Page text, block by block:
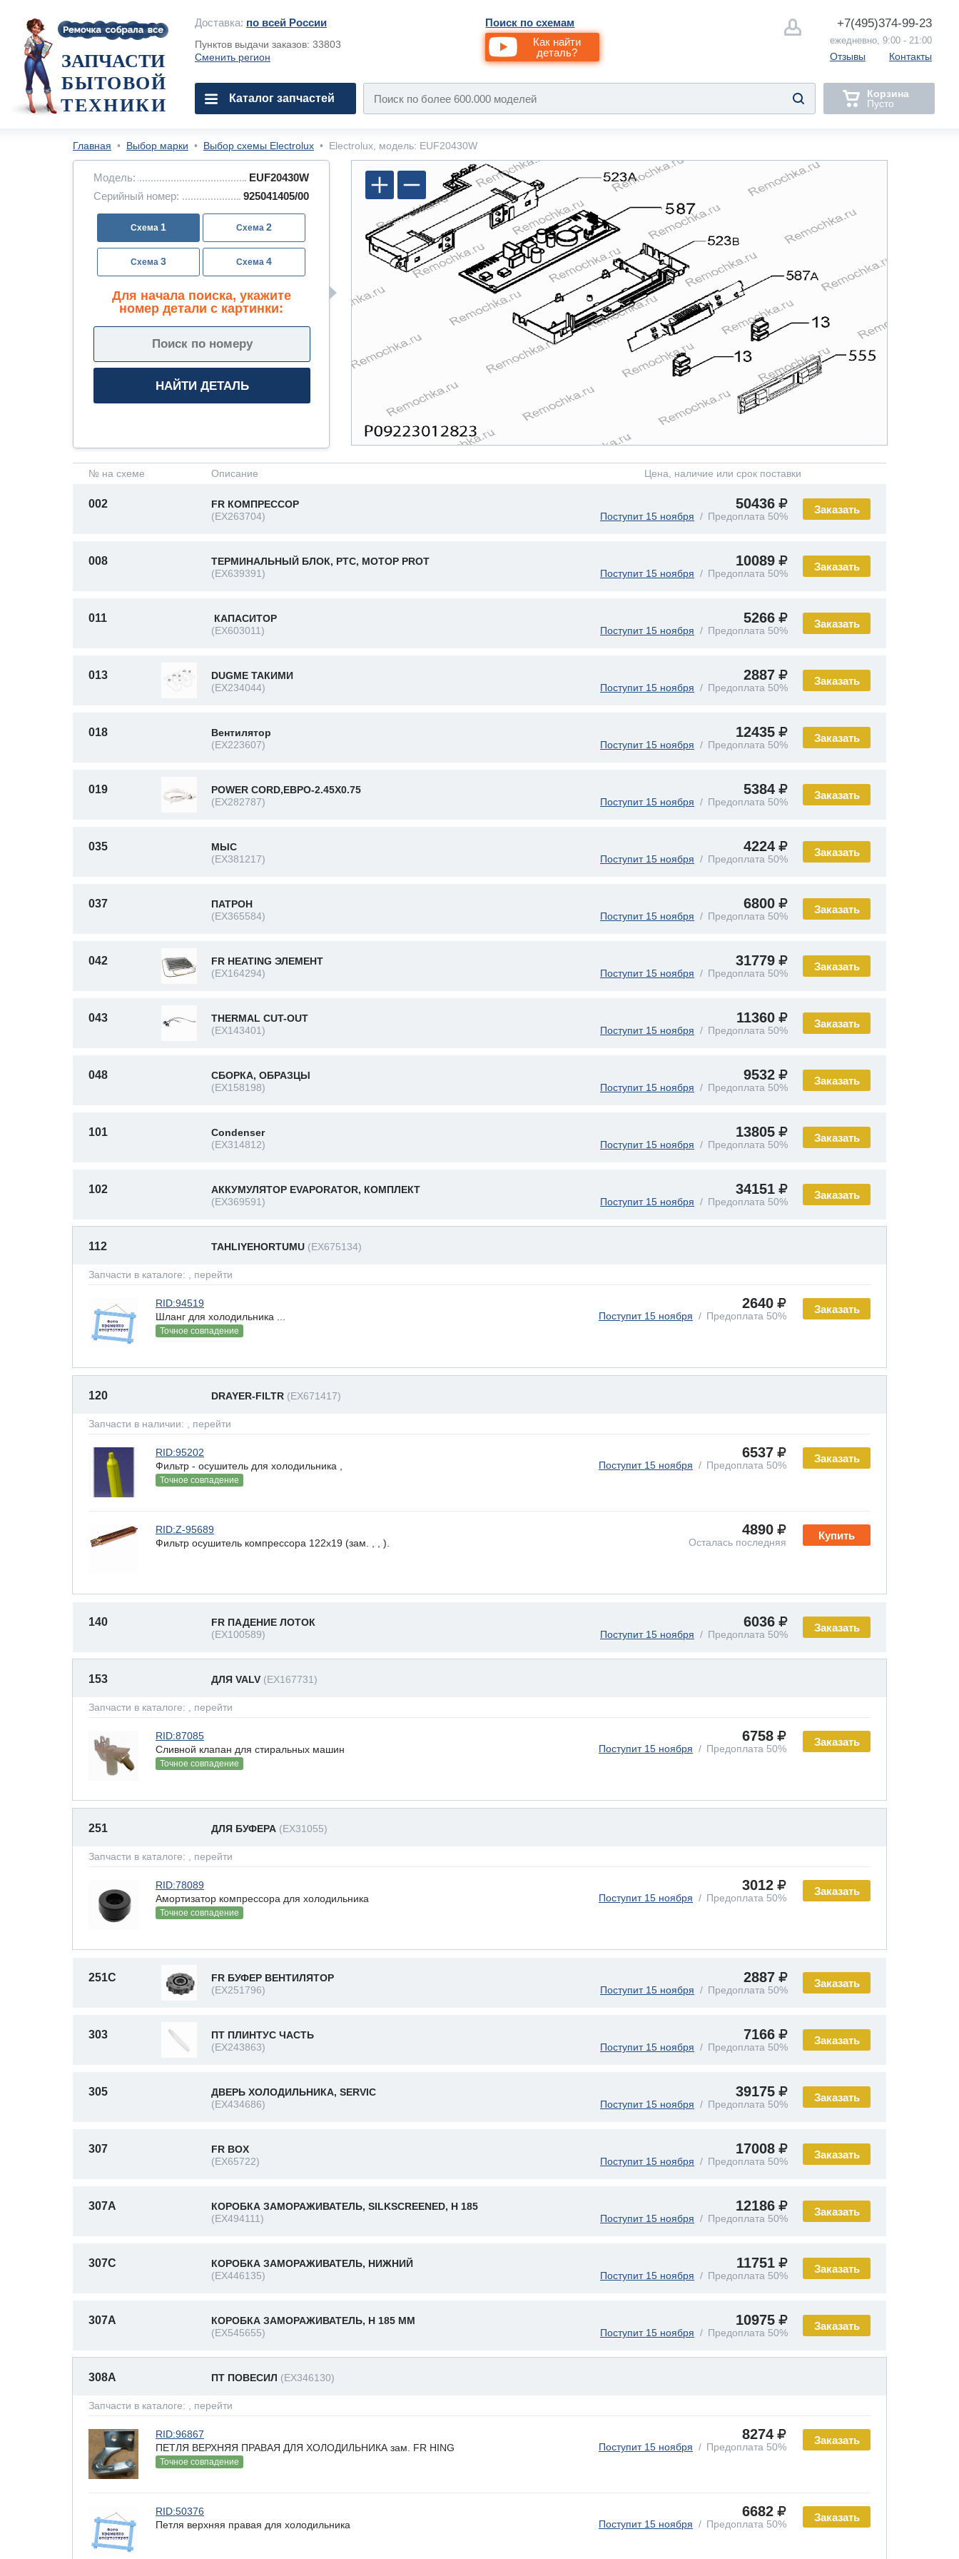
Доставка: по всей России
Пунктов выдачи заказов: 33803
Сменить регион
Поиск по схемам
Как найти
деталь?
+7(495)374-99-23
ежедневно, 9:00 - 21:00
Отзывы Контакты
ЗАПЧАСТИ
БЫТОВОЙ
ТЕХНИКИ
Каталог запчастей
Корзина
Пусто
Главная • Выбор марки • Выбор схемы Electrolux • Electrolux, модель: EUF20430W
Модель:
EUF20430W
Серийный номер:
925041405/00
1 2
3 4
Для начала поиска, укажите
номер детали с картинки:
№ на схеме Описание Цена, наличие или срок поставки
Заказать
002
FR КОМПРЕССОР
(EX263704)
50436
Поступит 15 ноября Предоплата 50%
Заказать
008
ТЕРМИНАЛЬНЫЙ БЛОК, PTC, МОТОР PROT
(EX639391)
10089
Поступит 15 ноября Предоплата 50%
Заказать
011
КАПАСИТОР
(EX603011)
5266
Поступит 15 ноября Предоплата 50%
Заказать
013
DUGME ТАКИМИ
(EX234044)
2887
Поступит 15 ноября Предоплата 50%
Заказать
018
Вентилятор
(EX223607)
12435
Поступит 15 ноября Предоплата 50%
Заказать
019
POWER CORD,ЕВРО-2.45X0.75
(EX282787)
5384
Поступит 15 ноября Предоплата 50%
Заказать
035
МЫС
(EX381217)
4224
Поступит 15 ноября Предоплата 50%
Заказать
037
ПАТРОН
(EX365584)
6800
Поступит 15 ноября Предоплата 50%
Заказать
042
FR HEATING ЭЛЕМЕНТ
(EX164294)
31779
Поступит 15 ноября Предоплата 50%
Заказать
043
THERMAL CUT-OUT
(EX143401)
11360
Поступит 15 ноября Предоплата 50%
Заказать
048
СБОРКА, ОБРАЗЦЫ
(EX158198)
9532
Поступит 15 ноября Предоплата 50%
Заказать
101
Condenser
(EX314812)
13805
Поступит 15 ноября Предоплата 50%
Заказать
102
АККУМУЛЯТОР EVAPORATOR, КОМПЛЕКТ
(EX369591)
34151
Поступит 15 ноября Предоплата 50%
112 TAHLIYEHORTUMU (EX675134)
Запчасти в каталоге: , перейти
Заказать
RID:94519
Шланг для холодильника ...
Точное совпадение
2640
Поступит 15 ноября Предоплата 50%
120 DRAYER-FILTR (EX671417)
Запчасти в наличии: , перейти
Заказать
RID:95202
Фильтр - осушитель для холодильника ,
Точное совпадение
6537
Поступит 15 ноября Предоплата 50%
Купить
RID:Z-95689
Фильтр осушитель компрессора 122x19 (зам. , , ).
4890
Осталась последняя
Заказать
140
FR ПАДЕНИЕ ЛОТОК
(EX100589)
6036
Поступит 15 ноября Предоплата 50%
153 ДЛЯ VALV (EX167731)
Запчасти в каталоге: , перейти
Заказать
RID:87085
Сливной клапан для стиральных машин
Точное совпадение
6758
Поступит 15 ноября Предоплата 50%
251 ДЛЯ БУФЕРА (EX31055)
Запчасти в каталоге: , перейти
Заказать
RID:78089
Амортизатор компрессора для холодильника
Точное совпадение
3012
Поступит 15 ноября Предоплата 50%
Заказать
251C
FR БУФЕР ВЕНТИЛЯТОР
(EX251796)
2887
Поступит 15 ноября Предоплата 50%
Заказать
303
ПТ ПЛИНТУС ЧАСТЬ
(EX243863)
7166
Поступит 15 ноября Предоплата 50%
Заказать
305
ДВЕРЬ ХОЛОДИЛЬНИКА, SERVIC
(EX434686)
39175
Поступит 15 ноября Предоплата 50%
Заказать
307
FR BOX
(EX65722)
17008
Поступит 15 ноября Предоплата 50%
Заказать
307A
КОРОБКА ЗАМОРАЖИВАТЕЛЬ, SILKSCREENED, H 185
(EX494111)
12186
Поступит 15 ноября Предоплата 50%
Заказать
307C
КОРОБКА ЗАМОРАЖИВАТЕЛЬ, НИЖНИЙ
(EX446135)
11751
Поступит 15 ноября Предоплата 50%
Заказать
307A
КОРОБКА ЗАМОРАЖИВАТЕЛЬ, H 185 ММ
(EX545655)
10975
Поступит 15 ноября Предоплата 50%
308A ПТ ПОВЕСИЛ (EX346130)
Запчасти в каталоге: , перейти
Заказать
RID:96867
ПЕТЛЯ ВЕРХНЯЯ ПРАВАЯ ДЛЯ ХОЛОДИЛЬНИКА зам. FR HING
Точное совпадение
8274
Поступит 15 ноября Предоплата 50%
Заказать
RID:50376
Петля верхняя правая для холодильника
6682
Поступит 15 ноября Предоплата 50%